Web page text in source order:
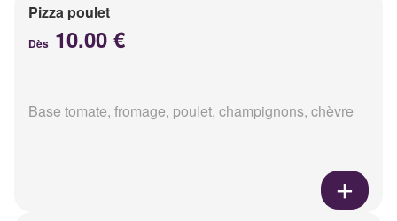
Pizza poulet
Dès 10.00 €
Base tomate, fromage, poulet, champignons, chèvre